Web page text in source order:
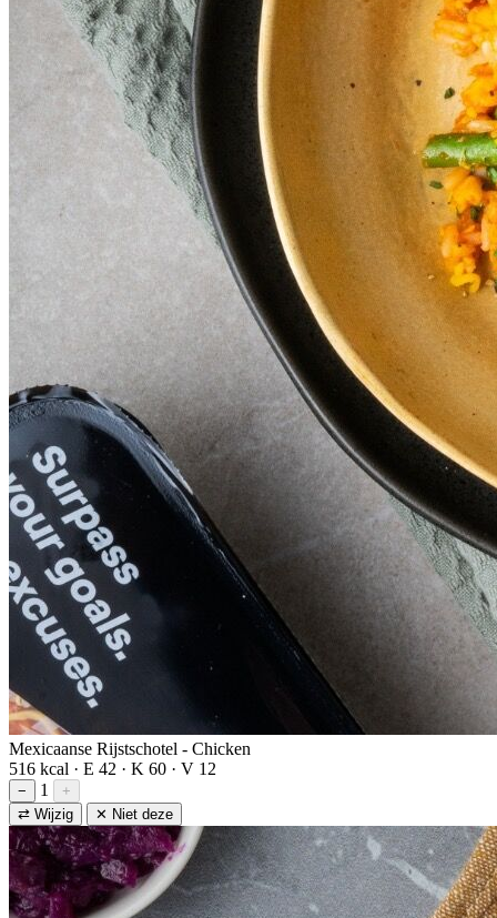
Mexicaanse Rijstschotel - Chicken
516 kcal · E 42 · K 60 · V 12
− 1
+
⇄ Wijzig
✕ Niet deze